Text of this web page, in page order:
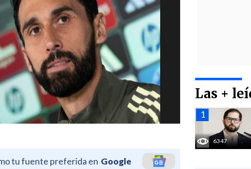
tu fuente preferida en Google
Las +
6347